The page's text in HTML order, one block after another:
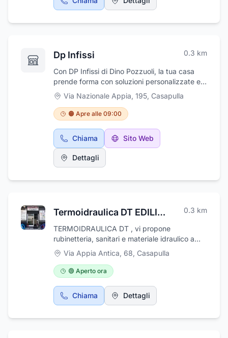
Dp Infissi 0.3 km
Con DP Infissi di Dino Pozzuoli, la tua casa
prende forma con soluzioni personalizzate e
di alta qualità per ogni esigenza!Siamo
specialisti nella progettazione e costruzione di
infissi in alluminio o PVC, offrendo la massima
libertà di personalizzazione. Ma non solo: la
nostra offerta si estende a un'ampia gamma
di prodotti per la sicurezza e l'estetica della
tua abitazione.La Nostra Offerta: Qualità e
ConvenienzaCon DP Infissi, trovi preventivi e
Che tu stia cercando:Porte
per finestre e balconi...e molto altro ancora, ti
garantiamo sempre prezzi vantaggiosi.
Collaboriamo solo con le migliori marche
produttrici italiane, assicurando prodotti con
marchio certificato, chiara provenienza dei
materiali e certificazione della lavorazione.
Via Nazionale Appia, 195, Casapulla
🟠 Apre alle 09:00
Chiama Sito Web
Dettagli
Termoidraulica DT EDILIMPIANTI srls 0.3 km
TERMOIDRAULICA DT , vi propone
rubinetteria, sanitari e materiale idraulico a
Casapulla (CE), guidandovi alla scelta del
prodotto più idoneo. VI ASPETTIAMO.
Via Appia Antica, 68, Casapulla
🟢 Aperto ora
Chiama Dettagli